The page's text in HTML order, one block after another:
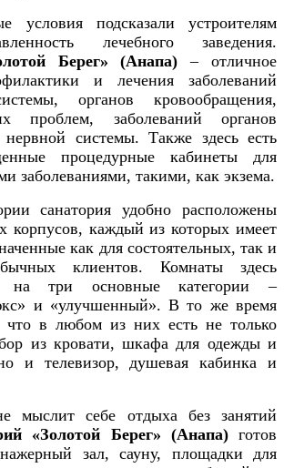
условия подсказали устроителям
лечебного заведения.
Берег» (Анапа) – отличное
и лечения заболеваний
органов кровообращения,
проблем, заболеваний органов
системы. Также здесь есть
процедурные кабинеты для
заболеваниями, такими, как экзема.
санатория удобно расположены
корпусов, каждый из которых имеет
как для состоятельных, так и
клиентов. Комнаты здесь
на три основные категории –
и «улучшенный». В то же время
что в любом из них есть не только
из кровати, шкафа для одежды и
и телевизор, душевая кабинка и
мыслит себе отдыха без занятий
«Золотой Берег» (Анапа)готов
зал, сауну, площадки для